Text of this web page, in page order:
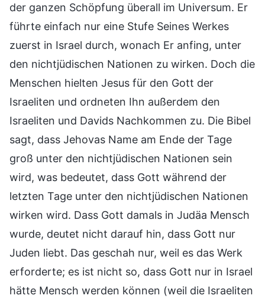
der ganzen Schöpfung überall im Universum. Er
führte einfach nur eine Stufe Seines Werkes
zuerst in Israel durch, wonach Er anfing, unter
den nichtjüdischen Nationen zu wirken. Doch die
Menschen hielten Jesus für den Gott der
Israeliten und ordneten Ihn außerdem den
Israeliten und Davids Nachkommen zu. Die Bibel
sagt, dass Jehovas Name am Ende der Tage
groß unter den nichtjüdischen Nationen sein
wird, was bedeutet, dass Gott während der
letzten Tage unter den nichtjüdischen Nationen
wirken wird. Dass Gott damals in Judäa Mensch
wurde, deutet nicht darauf hin, dass Gott nur
Juden liebt. Das geschah nur, weil es das Werk
erforderte; es ist nicht so, dass Gott nur in Israel
hätte Mensch werden können (weil die Israeliten